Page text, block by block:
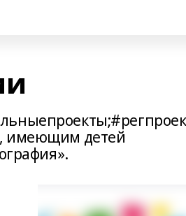
имеющим детей